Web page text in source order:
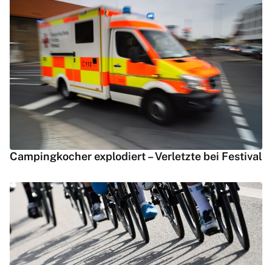
Campingkocher explodiert – Verletzte bei Festival